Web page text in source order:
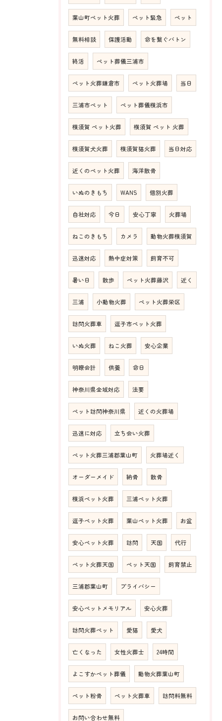
葉山町ペット火葬 ペット緊急 ペット
無料相談 保護活動 命を繋ぐバトン
終活 ペット葬儀三浦市
ペット火葬鎌倉市 ペット火葬場 当日
三浦市ペット ペット葬儀横浜市
横須賀 ペット火葬 横須賀 ペット 火葬
横須賀犬火葬 横須賀猫火葬 当日対応
近くのペット火葬 海洋散骨
いぬのきもち WANS 個別火葬
自社対応 今日 安心丁寧 火葬場
ねこのきもち カメラ 動物火葬横須賀
迅速対応 熱中症対策 飼育不可
暑い日 散歩 ペット火葬藤沢 近く
三浦 小動物火葬 ペット火葬栄区
訪問火葬車 逗子市ペット火葬
いぬ火葬 ねこ火葬 安心企業
明瞭会計 供養 命日
神奈川県全域対応 法要
ペット訪問神奈川県 近くの火葬場
迅速に対応 立ち会い火葬
ペット火葬三浦郡葉山町 火葬場近く
オーダーメイド 納骨 散骨
横浜ペット火葬 三浦ペット火葬
逗子ペット火葬 葉山ペット火葬 お盆
安心ペット火葬 訪問 天国 代行
ペット火葬天国 ペット天国 飼育禁止
三浦郡葉山町 プライバシー
安心ペットメモリアル 安心火葬
訪問火葬ペット 愛猫 愛犬
亡くなった 女性火葬士 24時間
よこすかペット葬儀 動物火葬葉山町
ペット粉骨 ペット火葬車 訪問料無料
お問い合わせ無料